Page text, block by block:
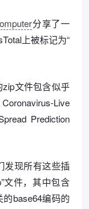
分享了一
上被标记为“
文件包含似乎
Live
Prediction
发现所有这些插
文件，其中包含
base64编码的